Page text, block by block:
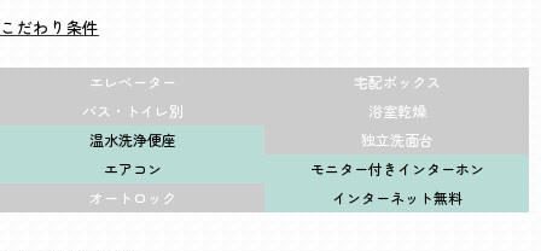
こだわり条件
エレベーター
宅配ボックス
バス・トイレ別
浴室乾燥
温水洗浄便座
独立洗面台
エアコン
モニター付きインターホン
オートロック
インターネット無料